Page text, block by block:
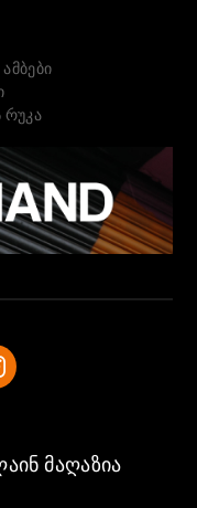
რუკა
მაღაზია